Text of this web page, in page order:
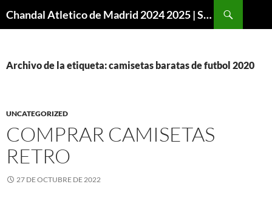
Chandal Atletico de Madrid 2024 2025 | SuperVigo
Archivo de la etiqueta: camisetas baratas de futbol 2020
UNCATEGORIZED
COMPRAR CAMISETAS
RETRO
27 DE OCTUBRE DE 2022